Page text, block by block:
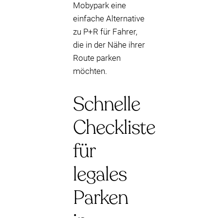
Mobypark eine
einfache Alternative
zu P+R für Fahrer,
die in der Nähe ihrer
Route parken
möchten.
Schnelle
Checkliste
für
legales
Parken